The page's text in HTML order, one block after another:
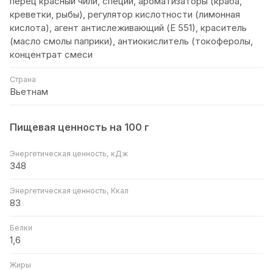
креветки, рыбы), регулятор кислотности (лимонная
кислота), агент антислеживающий (Е 551), краситель
(масло смолы паприки), антиокислитель (токоферолы,
концентрат смеси
Страна
Вьетнам
Пищевая ценность на 100 г
Энергетическая ценность, кДж
348
Энергетическая ценность, Ккал
83
Белки
1,6
Жиры